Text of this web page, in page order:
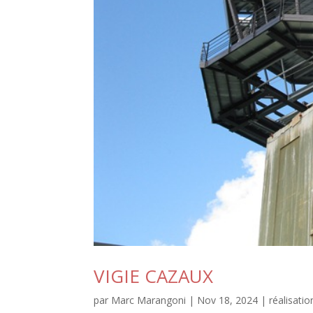
VIGIE CAZAUX
par Marc Marangoni | Nov 18, 2024 |